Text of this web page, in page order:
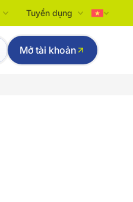
Tuyển dụng
Tiếng Việt
English
Mở tài khoản